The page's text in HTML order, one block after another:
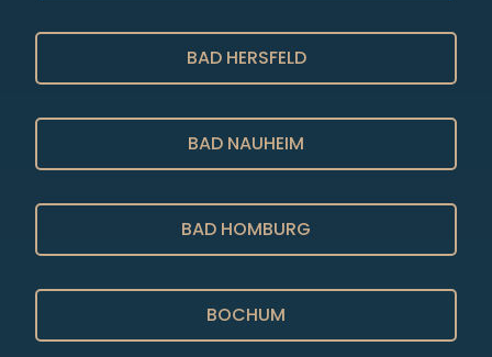
BAD HERSFELD
BAD NAUHEIM
BAD HOMBURG
BOCHUM